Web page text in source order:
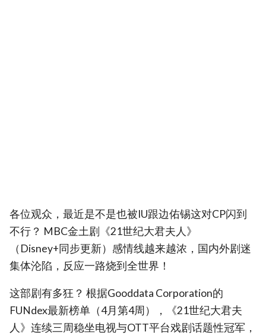
各位观众，最近是不是也被IU跟边佑锡这对CP闪到
不行？ MBC金土剧《21世纪大君夫人》
（Disney+同步更新）感情线越来越浓，国内外剧迷
集体沦陷，反应一路烧到全世界！
这部剧有多狂？ 根据Gooddata Corporation的
FUNdex最新榜单（4月第4周），《21世纪大君夫
人》连续三周稳坐电视与OTT平台戏剧话题性冠军，